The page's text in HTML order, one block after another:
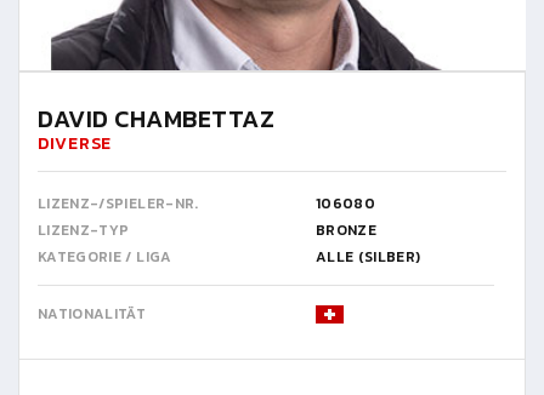
DAVID CHAMBETTAZ
DIVERSE
LIZENZ-/SPIELER-NR.
106080
LIZENZ-TYP
BRONZE
KATEGORIE / LIGA
ALLE (SILBER)
NATIONALITÄT